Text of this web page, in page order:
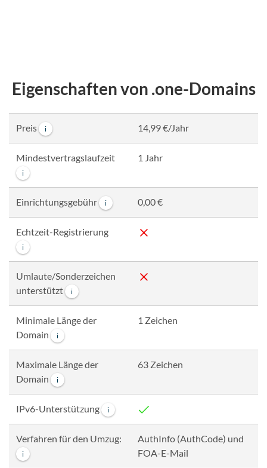
Eigenschaften von .one-Domains
Preis i 14,99 €/Jahr
Mindestvertragslaufzeit
i
1 Jahr
Einrichtungsgebühr i 0,00 €
Echtzeit-Registrierung
i
Umlaute/Sonderzeichen
unterstützt
i
Minimale Länge der
Domain
i
1 Zeichen
Maximale Länge der
Domain
i
63 Zeichen
IPv6-Unterstützung i
Verfahren für den Umzug:
i
AuthInfo (AuthCode) und
FOA-E-Mail